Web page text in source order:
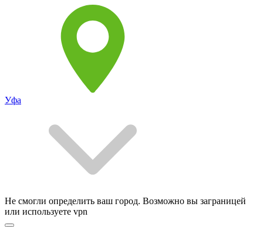
Уфа
Не смогли определить ваш город. Возможно вы заграницей
или используете vpn